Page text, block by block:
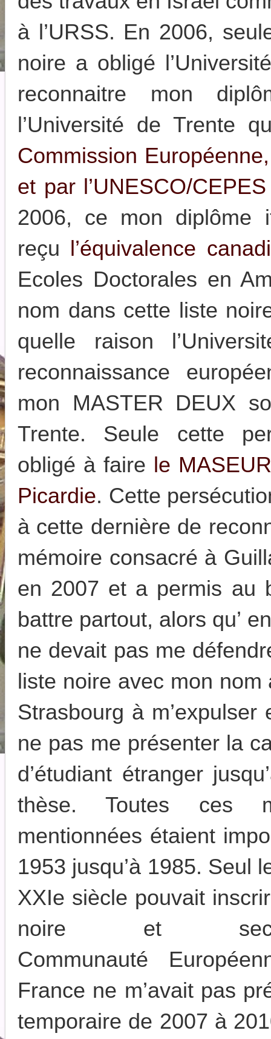
à l’URSS. En 2006,
noire a obligé
reconnaitre mon
l’Université de Trente
Commission
et par l’UNESCO/
2006, ce mon diplôme
reçu l’équivalence
Ecoles Doctorales en
nom dans cette liste
quelle raison
reconnaissance
mon MASTER DEUX
Trente. Seule cette
obligé à faire le
Picardie. Cette
à cette dernière de
mémoire consacré à
en 2007 et a permis au
battre partout, alors qu’
ne devait pas me
liste noire avec mon
Strasbourg à
ne pas me présenter la
d’étudiant étranger
thèse. Toutes ces
mentionnées étaient
1953 jusqu’à 1985. Seul
XXIe siècle pouvait
noire et
Communauté
France ne m’avait pas
temporaire de 2007 à